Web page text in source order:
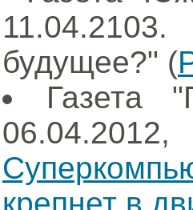
будущее?" (
Газета